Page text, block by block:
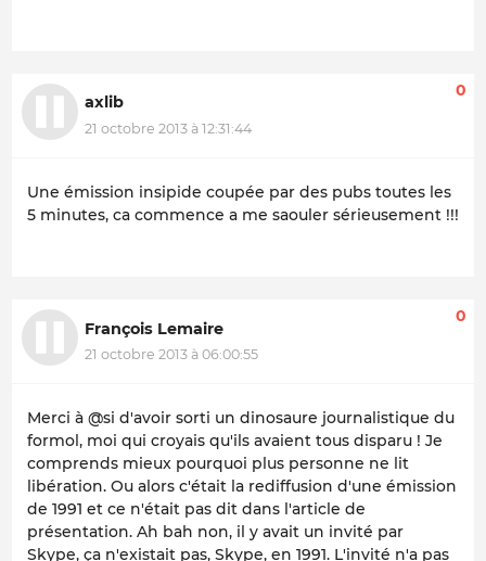
axlib
21 octobre 2013 à 12:31:44
0
Une émission insipide coupée par des pubs toutes les
5 minutes, ca commence a me saouler sérieusement !!!
François Lemaire
21 octobre 2013 à 06:00:55
0
Merci à @si d'avoir sorti un dinosaure journalistique du
formol, moi qui croyais qu'ils avaient tous disparu ! Je
comprends mieux pourquoi plus personne ne lit
libération. Ou alors c'était la rediffusion d'une émission
de 1991 et ce n'était pas dit dans l'article de
présentation. Ah bah non, il y avait un invité par
Skype, ça n'existait pas, Skype, en 1991. L'invité n'a pas